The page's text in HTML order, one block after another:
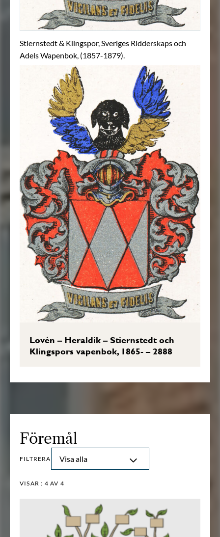
Stiernstedt & Klingspor, Sveriges Ridderskaps och
Adels Wapenbok, (1857-1879).
Lovén – Heraldik – Stiernstedt och
Klingspors vapenbok, 1865- – 2888
Föremål
FILTRERA Visa alla
VISAR : 4 AV 4